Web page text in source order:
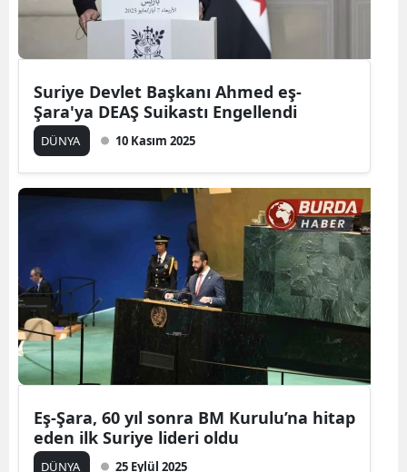
Suriye Devlet Başkanı Ahmed eş-
Şara'ya DEAŞ Suikastı Engellendi
DÜNYA 10 Kasım 2025
Eş-Şara, 60 yıl sonra BM Kurulu’na hitap
eden ilk Suriye lideri oldu
DÜNYA 25 Eylül 2025